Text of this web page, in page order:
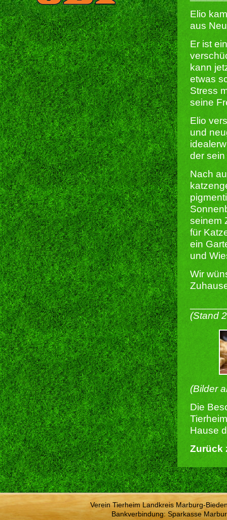
Elio
aus
Er ist
kann
etwas
Stress
seine
Elio
und
der
Nach
seinem
für
ein
und
Wir
(Stand
(Bilder
Die
Hause
Zurück
Verein Tierheim Landkreis Marburg-
Bankverbindung: Sparkasse